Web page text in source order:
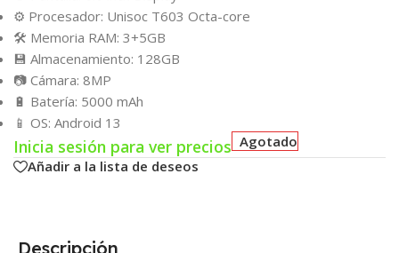
⚙️ Procesador: Unisoc T603 Octa-core
🛠️ Memoria RAM: 3+5GB
💾 Almacenamiento: 128GB
📷 Cámara: 8MP
🔋 Batería: 5000 mAh
📱 OS: Android 13
Inicia sesión para ver precios Agotado
Añadir a la lista de deseos
Descripción